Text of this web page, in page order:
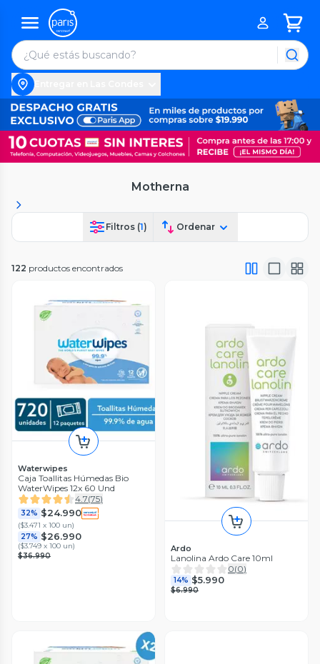
Motherna
Filtros (1) Ordenar
122 productos encontrados
Waterwipes
Caja Toallitas Húmedas Bio
WaterWipes 12x 60 Und
4.7(75)
32% $24.990
($3.471 x 100 un)
27% $26.990
($3.749 x 100 un)
$36.990
Ardo
Lanolina Ardo Care 10ml
0(0)
14% $5.990
$6.990